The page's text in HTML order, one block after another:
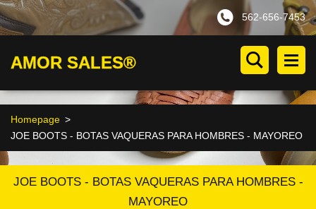
562-656-7453
AMOR SALES®
Homepage >
JOE BOOTS - BOTAS VAQUERAS PARA HOMBRES - MAYOREO
JOE BOOTS - BOTAS VAQUERAS PARA HOMBRES -
MAYOREO